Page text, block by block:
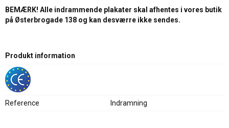
BEMÆRK! Alle indrammende plakater skal afhentes i vores butik
på Østerbrogade 138 og kan desværre ikke sendes.
Produkt information
Reference Indramning